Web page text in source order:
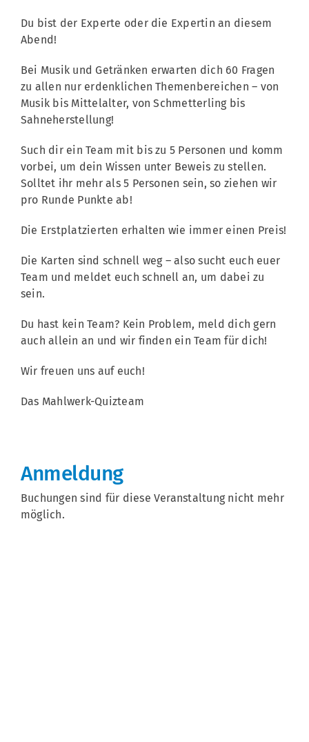
Du bist der Experte oder die Expertin an diesem
Abend!
Bei Musik und Getränken erwarten dich 60 Fragen
zu allen nur erdenklichen Themenbereichen – von
Musik bis Mittelalter, von Schmetterling bis
Sahneherstellung!
Such dir ein Team mit bis zu 5 Personen und komm
vorbei, um dein Wissen unter Beweis zu stellen.
Solltet ihr mehr als 5 Personen sein, so ziehen wir
pro Runde Punkte ab!
Die Erstplatzierten erhalten wie immer einen Preis!
Die Karten sind schnell weg – also sucht euch euer
Team und meldet euch schnell an, um dabei zu
sein.
Du hast kein Team? Kein Problem, meld dich gern
auch allein an und wir finden ein Team für dich!
Wir freuen uns auf euch!
Das Mahlwerk-Quizteam
Anmeldung
Buchungen sind für diese Veranstaltung nicht mehr
möglich.